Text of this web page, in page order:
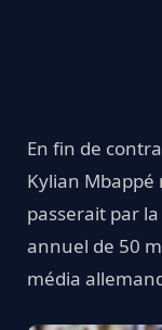
En fin de
Kylian
passerait par
annuel de 50
média